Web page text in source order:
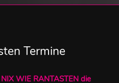
Termine
NIX WIE RANTASTEN die